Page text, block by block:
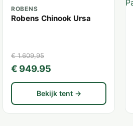
ROBENS
Robens Chinook Ursa
€ 1.609,95
€ 949.95
Bekijk tent →